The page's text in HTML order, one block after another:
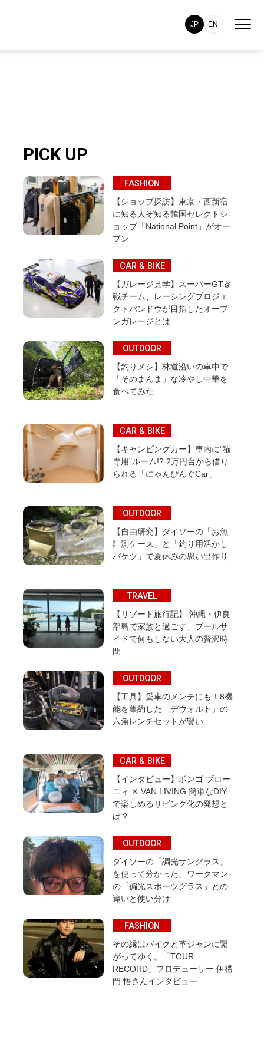
JP EN
PICK UP
FASHION
【ショップ探訪】東京・西新宿
に知る人ぞ知る韓国セレクトシ
ョップ「National Point」がオー
プン
CAR & BIKE
【ガレージ見学】スーパーGT参
戦チーム、レーシングプロジェ
クトバンドウが目指したオープ
ンガレージとは
OUTDOOR
【釣りメシ】林道沿いの車中で
「そのまんま」な冷やし中華を
食べてみた
CAR & BIKE
【キャンピングカー】車内に“猫
専用”ルーム!? 2万円台から借り
られる「にゃんぴんぐCar」
OUTDOOR
【自由研究】ダイソーの「お魚
計測ケース」と「釣り用活かし
バケツ」で夏休みの思い出作り
TRAVEL
【リゾート旅行記】 沖縄・伊良
部島で家族と過ごす、プールサ
イドで何もしない大人の贅沢時
間
OUTDOOR
【工具】愛車のメンテにも！8機
能を集約した「デウォルト」の
六角レンチセットが賢い
CAR & BIKE
【インタビュー】ボンゴ ブロー
ニィ ✕ VAN LIVING 簡単なDIY
で楽しめるリビング化の発想と
は？
OUTDOOR
ダイソーの「調光サングラス」
を使って分かった、ワークマン
の「偏光スポーツグラス」との
違いと使い分け
FASHION
その縁はバイクと革ジャンに繋
がってゆく。「TOUR
RECORD」プロデューサー 伊禮
門 悟さんインタビュー